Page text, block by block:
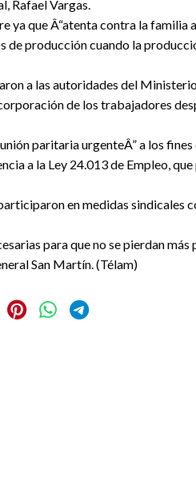
Rafael Vargas.
ya que Â“atenta contra la familia
de producción cuando la
a las autoridades del
de los trabajadores
paritaria urgenteÂ” a los
a la Ley 24.013 de Empleo,
en medidas sindicales
para que no se pierdan
San Martín. (Télam)